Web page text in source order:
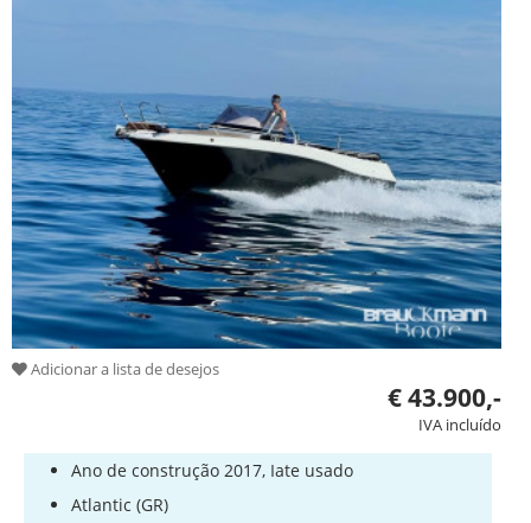
Adicionar a lista de desejos
€ 43.900,-
IVA incluído
Ano de construção 2017, Iate usado
Atlantic (GR)